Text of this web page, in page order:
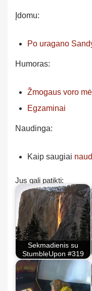
Įdomu:
Po uragano
Humoras:
Žmogaus voro
Egzaminai
Naudinga:
Kaip saugiai
Jus gali patikti:
Sekmadienis su
StumbleUpon #319